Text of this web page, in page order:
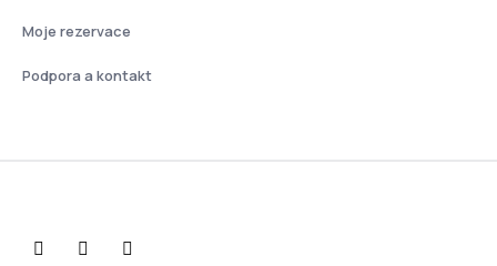
Moje rezervace
Podpora a kontakt